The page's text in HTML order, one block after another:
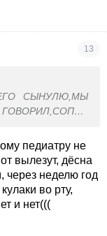
13
СЫНУЛЮ,МЫ
ГОВОРИЛ ,СОПЛИ
ПОШЁЛ,А
И ЭТОТ
Я УЖЕ ХОТЕЛА
педиатру не
вылезут, дёсна
через неделю год
во рту,
и нет(((